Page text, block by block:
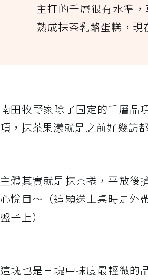
主打的千層很有水準
熟成抹茶乳酪蛋糕，現
南田牧野家除了固定的千層品
項，抹茶果漾就是之前好幾訪
主體其實就是抹茶捲，平放後
心悅目～（這顆送上桌時是外
盤子上）
這塊也是三塊中抹度最輕微的